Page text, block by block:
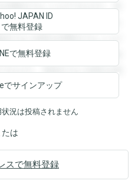
閲覧することができます。登
できます。登録すると回答を
すると回答を閲覧することが
覧することができます。登録
きます。登録すると回答を閲
JAPAN ID
で無料登録
で無料登録
でサインアップ
況は投稿されません
たは
スで無料登録